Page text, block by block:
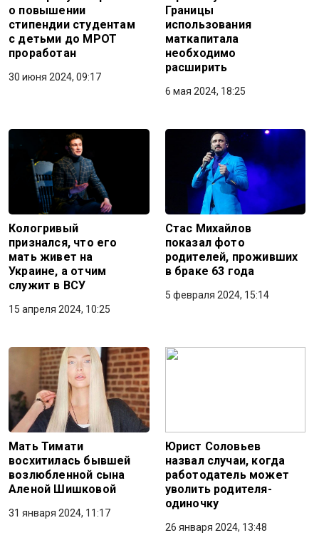
о повышении
стипендии студентам
с детьми до МРОТ
проработан
30 июня 2024, 09:17
Границы
использования
маткапитала
необходимо
расширить
6 мая 2024, 18:25
Кологривый
признался, что его
мать живет на
Украине, а отчим
служит в ВСУ
15 апреля 2024, 10:25
Стас Михайлов
показал фото
родителей, проживших
в браке 63 года
5 февраля 2024, 15:14
Мать Тимати
восхитилась бывшей
возлюбленной сына
Аленой Шишковой
31 января 2024, 11:17
Юрист Соловьев
назвал случаи, когда
работодатель может
уволить родителя-
одиночку
26 января 2024, 13:48